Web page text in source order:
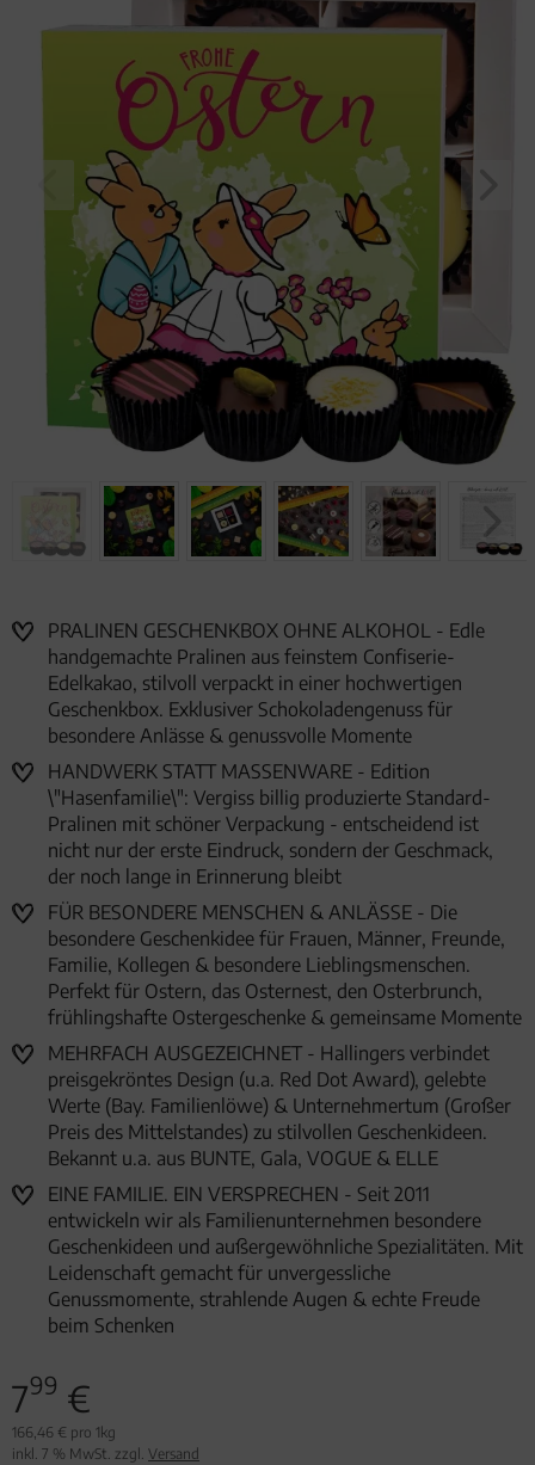
PRALINEN GESCHENKBOX OHNE ALKOHOL - Edle
handgemachte Pralinen aus feinstem Confiserie-
Edelkakao, stilvoll verpackt in einer hochwertigen
Geschenkbox. Exklusiver Schokoladengenuss für
besondere Anlässe & genussvolle Momente
HANDWERK STATT MASSENWARE - Edition
\"Hasenfamilie\": Vergiss billig produzierte Standard-
Pralinen mit schöner Verpackung - entscheidend ist
nicht nur der erste Eindruck, sondern der Geschmack,
der noch lange in Erinnerung bleibt
FÜR BESONDERE MENSCHEN & ANLÄSSE - Die
besondere Geschenkidee für Frauen, Männer, Freunde,
Familie, Kollegen & besondere Lieblingsmenschen.
Perfekt für Ostern, das Osternest, den Osterbrunch,
frühlingshafte Ostergeschenke & gemeinsame Momente
MEHRFACH AUSGEZEICHNET - Hallingers verbindet
preisgekröntes Design (u.a. Red Dot Award), gelebte
Werte (Bay. Familienlöwe) & Unternehmertum (Großer
Preis des Mittelstandes) zu stilvollen Geschenkideen.
Bekannt u.a. aus BUNTE, Gala, VOGUE & ELLE
EINE FAMILIE. EIN VERSPRECHEN - Seit 2011
entwickeln wir als Familienunternehmen besondere
Geschenkideen und außergewöhnliche Spezialitäten. Mit
Leidenschaft gemacht für unvergessliche
Genussmomente, strahlende Augen & echte Freude
beim Schenken
799 €
166,46 € pro 1kg
inkl. 7 % MwSt. zzgl. Versand